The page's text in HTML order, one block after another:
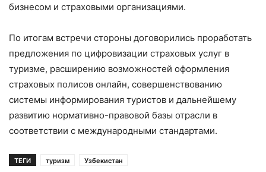
бизнесом и страховыми организациями.
По итогам встречи стороны договорились проработать
предложения по цифровизации страховых услуг в
туризме, расширению возможностей оформления
страховых полисов онлайн, совершенствованию
системы информирования туристов и дальнейшему
развитию нормативно-правовой базы отрасли в
соответствии с международными стандартами.
ТЕГИ туризм Узбекистан